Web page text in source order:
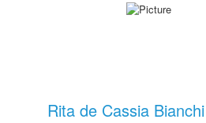
Rita de Cassia Bianchi